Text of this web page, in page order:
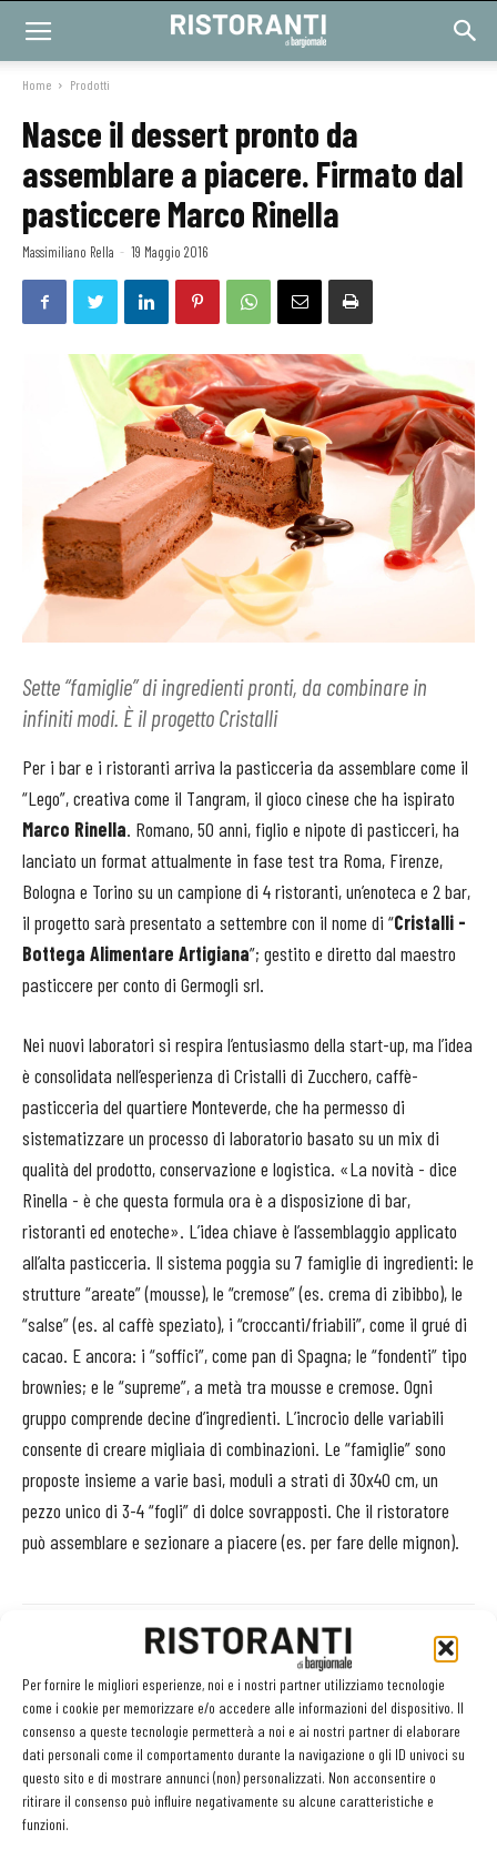
Per fornire le migliori esperienze, noi e i nostri partner utilizziamo tecnologie
come i cookie per memorizzare e/o accedere alle informazioni del dispositivo. Il
consenso a queste tecnologie permetterà a noi e ai nostri partner di elaborare
dati personali come il comportamento durante la navigazione o gli ID univoci su
questo sito e di mostrare annunci (non) personalizzati. Non acconsentire o
ritirare il consenso può influire negativamente su alcune caratteristiche e
funzioni.
Home Prodotti
Nasce il dessert pronto da
assemblare a piacere. Firmato dal
pasticcere Marco Rinella
Massimiliano Rella - 19 Maggio 2016
Sette “famiglie” di ingredienti pronti, da combinare in
infiniti modi. È il progetto Cristalli
Per i bar e i ristoranti arriva la pasticceria da assemblare come il
“Lego”, creativa come il Tangram, il gioco cinese che ha ispirato
Marco Rinella. Romano, 50 anni, figlio e nipote di pasticceri, ha
lanciato un format attualmente in fase test tra Roma, Firenze,
Bologna e Torino su un campione di 4 ristoranti, un’enoteca e 2 bar,
il progetto sarà presentato a settembre con il nome di “Cristalli -
Bottega Alimentare Artigiana”; gestito e diretto dal maestro
pasticcere per conto di Germogli srl.
Nei nuovi laboratori si respira l’entusiasmo della start-up, ma l’idea
è consolidata nell’esperienza di Cristalli di Zucchero, caffè-
pasticceria del quartiere Monteverde, che ha permesso di
sistematizzare un processo di laboratorio basato su un mix di
qualità del prodotto, conservazione e logistica. «La novità - dice
Rinella - è che questa formula ora è a disposizione di bar,
ristoranti ed enoteche». L’idea chiave è l’assemblaggio applicato
all’alta pasticceria. Il sistema poggia su 7 famiglie di ingredienti: le
strutture “areate” (mousse), le “cremose” (es. crema di zibibbo), le
“salse” (es. al caffè speziato), i “croccanti/friabili”, come il grué di
cacao. E ancora: i “soffici”, come pan di Spagna; le “fondenti” tipo
brownies; e le “supreme”, a metà tra mousse e cremose. Ogni
gruppo comprende decine d’ingredienti. L’incrocio delle variabili
consente di creare migliaia di combinazioni. Le “famiglie” sono
proposte insieme a varie basi, moduli a strati di 30x40 cm, un
pezzo unico di 3-4 “fogli” di dolce sovrapposti. Che il ristoratore
può assemblare e sezionare a piacere (es. per fare delle mignon).
Facebook Twitter
LEGGI ANCHE